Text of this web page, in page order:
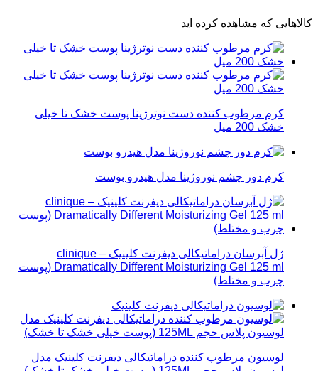
کالاهایی که مشاهده کرده اید
کرم مرطوب کننده دست نوترژینا پوست خشک تا خیلی
خشک 200 میل
کرم دور چشم نوروژینا مدل هیدرو بوست
ژل آبرسان دراماتیکالی دیفرنت کلینیک – clinique
Dramatically Different Moisturizing Gel 125 ml (پوست
چرب و مختلط)
لوسیون مرطوب کننده دراماتیکالی دیفرنت کلینیک مدل